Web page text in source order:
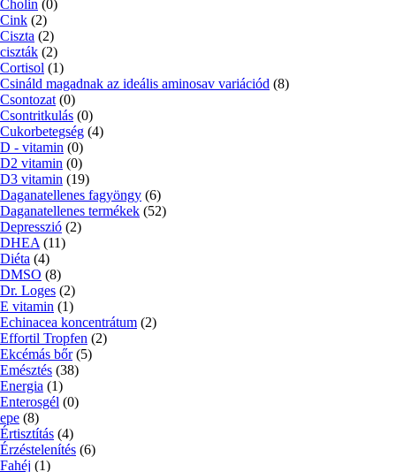
Cholin (0)
Cink (2)
Ciszta (2)
ciszták (2)
Cortisol (1)
Csináld magadnak az ideális aminosav variációd (8)
Csontozat (0)
Csontritkulás (0)
Cukorbetegség (4)
D - vitamin (0)
D2 vitamin (0)
D3 vitamin (19)
Daganatellenes fagyöngy (6)
Daganatellenes termékek (52)
Depresszió (2)
DHEA (11)
Diéta (4)
DMSO (8)
Dr. Loges (2)
E vitamin (1)
Echinacea koncentrátum (2)
Effortil Tropfen (2)
Ekcémás bőr (5)
Emésztés (38)
Energia (1)
Enterosgél (0)
epe (8)
Értisztítás (4)
Érzéstelenítés (6)
Fahéj (1)